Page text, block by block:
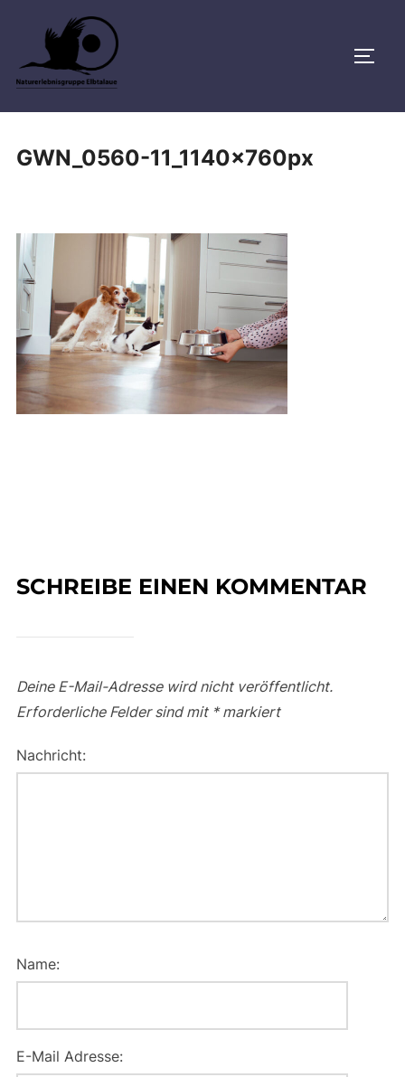
Inhalten
springen
GWN_0560-11_1140x760px
SCHREIBE EINEN KOMMENTAR
Deine E-Mail-Adresse wird nicht veröffentlicht.
Erforderliche Felder sind mit *markiert
Nachricht:
Name:
E-Mail Adresse: